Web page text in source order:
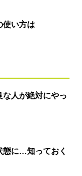
使い方は
人が絶対にやっ
態に…知っておく